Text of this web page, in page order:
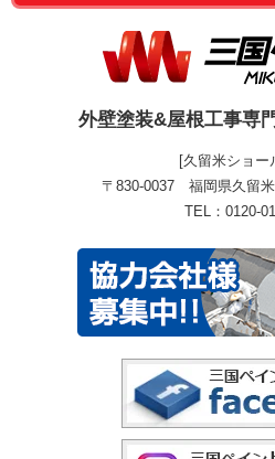
外壁塗装&屋根工事専
[久留米ショー
〒830-0037 福岡県久留
TEL：0120-